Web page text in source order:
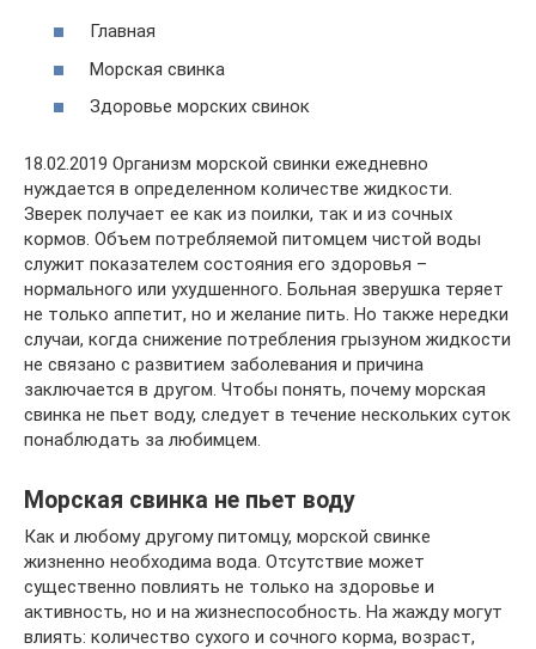
Главная
Морская свинка
Здоровье морских свинок
18.02.2019 Организм морской свинки ежедневно
нуждается в определенном количестве жидкости.
Зверек получает ее как из поилки, так и из сочных
кормов. Объем потребляемой питомцем чистой воды
служит показателем состояния его здоровья –
нормального или ухудшенного. Больная зверушка теряет
не только аппетит, но и желание пить. Но также нередки
случаи, когда снижение потребления грызуном жидкости
не связано с развитием заболевания и причина
заключается в другом. Чтобы понять, почему морская
свинка не пьет воду, следует в течение нескольких суток
понаблюдать за любимцем.
Морская свинка не пьет воду
Как и любому другому питомцу, морской свинке
жизненно необходима вода. Отсутствие может
существенно повлиять не только на здоровье и
активность, но и на жизнеспособность. На жажду могут
влиять: количество сухого и сочного корма, возраст,